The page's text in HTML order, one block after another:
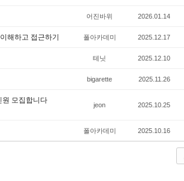
어진바위 2026.01.14
해하고 접근하기 폴아카데미 2025.12.17
테닛 2025.12.10
bigarette 2025.11.26
원 모집합니다
jeon 2025.10.25
폴아카데미 2025.10.16